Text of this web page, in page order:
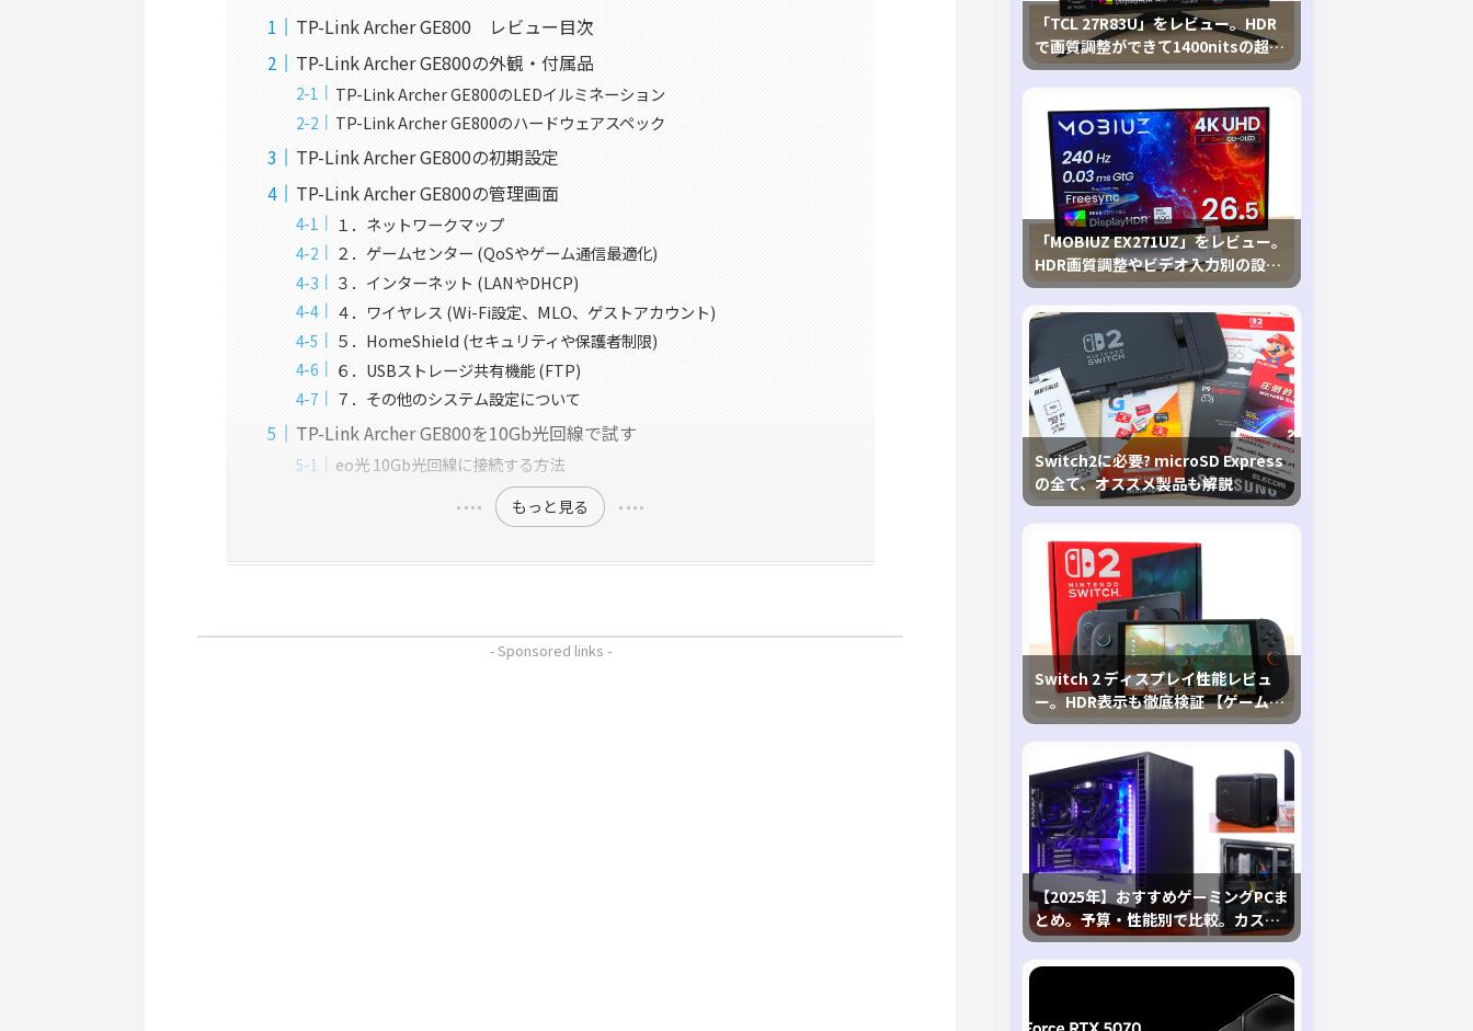
TP-Link Archer GE800 レビュー目次
TP-Link Archer GE800の外観・付属品
TP-Link Archer GE800のLEDイルミネーション
TP-Link Archer GE800のハードウェアスペック
TP-Link Archer GE800の初期設定
TP-Link Archer GE800の管理画面
１．ネットワークマップ
２．ゲームセンター (QoSやゲーム通信最適化)
３．インターネット (LANやDHCP)
４．ワイヤレス (Wi-Fi設定、MLO、ゲストアカウント)
５．HomeShield (セキュリティや保護者制限)
６．USBストレージ共有機能 (FTP)
７．その他のシステム設定について
TP-Link Archer GE800を10Gb光回線で試す
eo光 10Gb光回線に接続する方法
もっと見る
- Sponsored links -
「TCL 27R83U」をレビュー。HDR
で画質調整ができて1400nitsの超高
輝度も発揮！
「MOBIUZ EX271UZ」をレビュー。
HDR画質調整やビデオ入力別の設定
が可能な4K有機ELゲーミングモニタ
を徹底検証
Switch2に必要? microSD Express
の全て、オススメ製品も解説
Switch 2 ディスプレイ性能レビュ
ー。HDR表示も徹底検証 【ゲームに
おけるHDRの未来を切り開く1台！】
【2025年】おすすめゲーミングPCま
とめ。予算・性能別で比較。カスタ
マイズ指南も